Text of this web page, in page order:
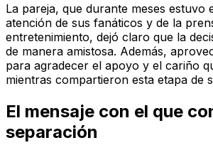
La pareja, que durante meses estuvo
atención de sus fanáticos y de la
entretenimiento, dejó claro que la
de manera amistosa. Además,
para agradecer el apoyo y el cariño
mientras compartieron esta etapa de
El mensaje con el que
separación